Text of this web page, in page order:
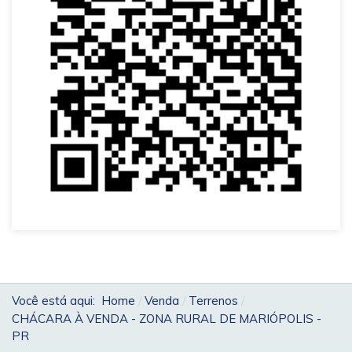
Você está aqui: Home Venda
Terrenos
CHÁCARA À VENDA - ZONA RURAL DE MARIÓPOLIS -
PR